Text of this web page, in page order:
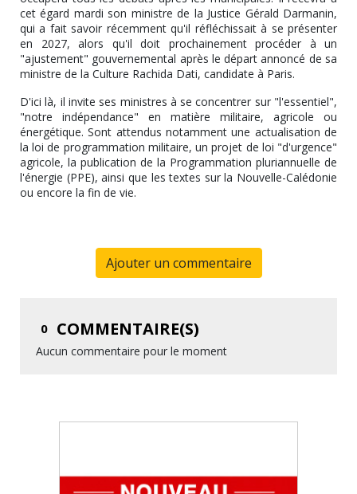
cet égard mardi son ministre de la Justice Gérald Darmanin,
qui a fait savoir récemment qu'il réfléchissait à se présenter
en 2027, alors qu'il doit prochainement procéder à un
"ajustement" gouvernemental après le départ annoncé de sa
ministre de la Culture Rachida Dati, candidate à Paris.
D'ici là, il invite ses ministres à se concentrer sur "l'essentiel",
"notre indépendance" en matière militaire, agricole ou
énergétique. Sont attendus notamment une actualisation de
la loi de programmation militaire, un projet de loi "d'urgence"
agricole, la publication de la Programmation pluriannuelle de
l'énergie (PPE), ainsi que les textes sur la Nouvelle-Calédonie
ou encore la fin de vie.
Ajouter un commentaire
0 COMMENTAIRE(S)
Aucun commentaire pour le moment